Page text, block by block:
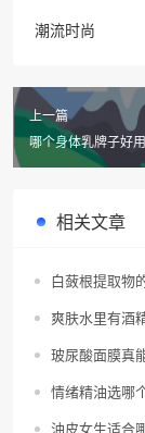
潮流时尚
上一篇
哪个身体乳牌子好
相关文章
白蔹根提取物
爽肤水里有酒
玻尿酸面膜真
情绪精油选哪
油皮女生适合